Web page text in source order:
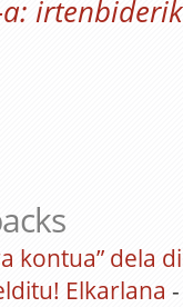
a:
kontua” dela
Elkarlana